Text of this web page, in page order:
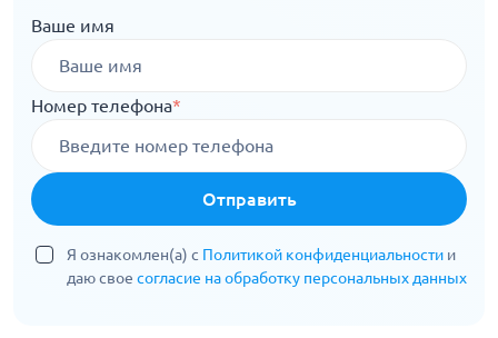
Ваше имя
Номер телефона*
Отправить
Я ознакомлен(а) с Политикой конфиденциальности и
даю свое согласие на обработку персональных данных